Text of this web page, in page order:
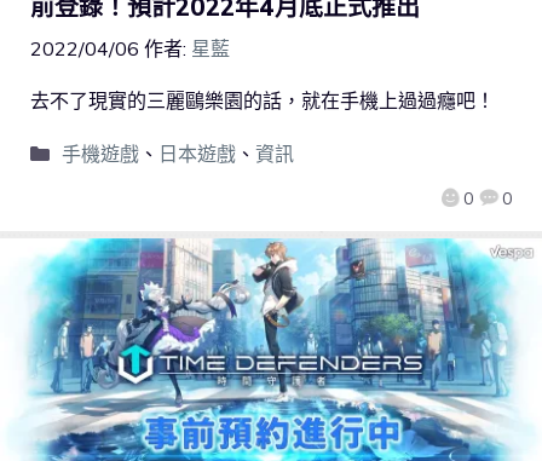
前登錄！預計2022年4月底正式推出
2022/04/06 作者: 星藍
0 0
去不了現實的三麗鷗樂園的話，就在手機上過過癮吧！
手機遊戲、 日本遊戲、 資訊